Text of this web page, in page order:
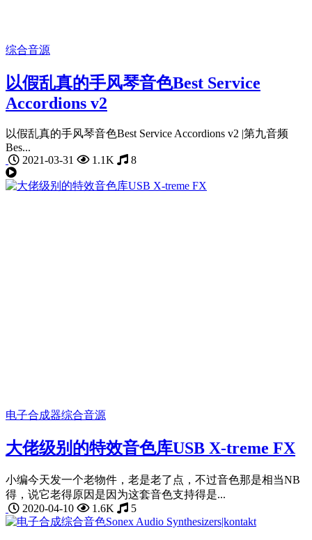
综合音源
以假乱真的手风琴音色Best Service
Accordions v2
以假乱真的手风琴音色Best Service Accordions v2 |第九音频
Bes...
2021-03-31
1.1K 8
电子合成器综合音源
大佬级别的特效音色库USB X-treme FX
小编今天发一个老物件，老是老了点，不过音色那是相当NB
得，说它老得原因是因为这套音色支持得是...
2020-04-10
1.6K 5